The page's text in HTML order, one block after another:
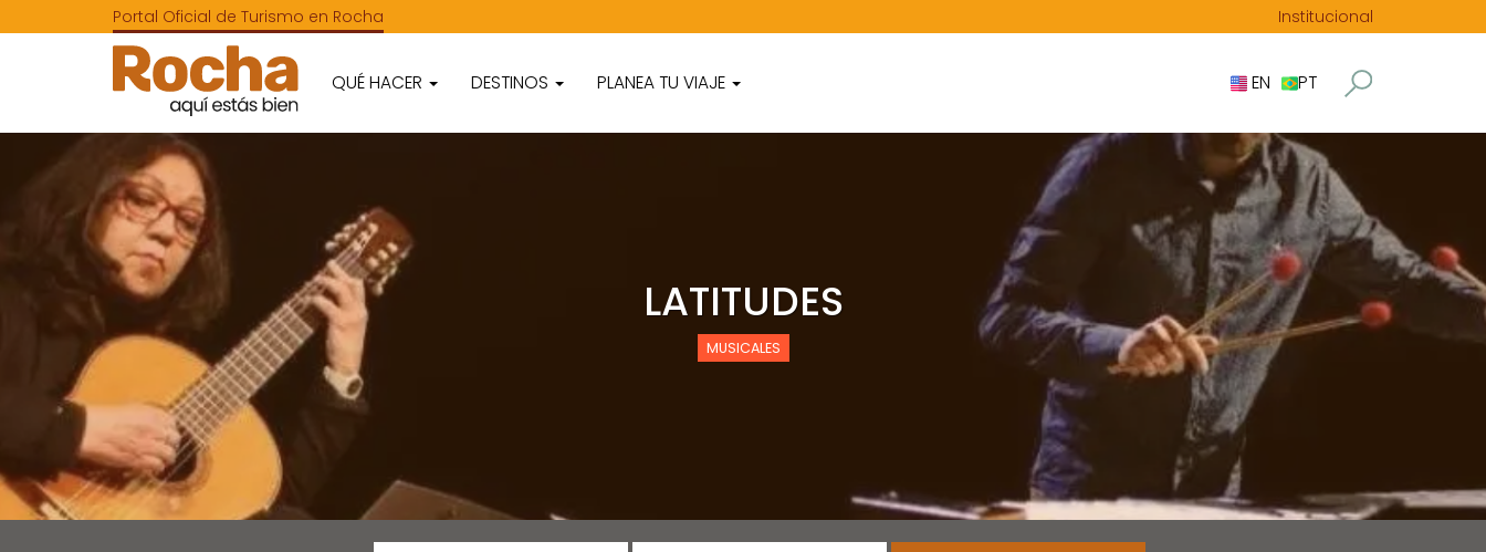
Portal Oficial de Turismo en Rocha Institucional
QUÉ HACER DESTINOS PLANEA TU VIAJE EN PT
LATITUDES
MUSICALES